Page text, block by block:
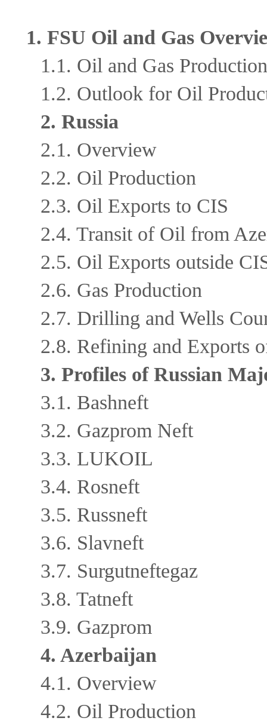
1. FSU Oil and Gas
1.1. Oil and Gas
1.2. Outlook for Oil
2. Russia
2.1. Overview
2.2. Oil Production
2.3. Oil Exports to CIS
2.4. Transit of Oil from
2.5. Oil Exports outside
2.6. Gas Production
2.7. Drilling and Wells
2.8. Refining and Exports
3. Profiles of Russian
3.1. Bashneft
3.2. Gazprom Neft
3.3. LUKOIL
3.4. Rosneft
3.5. Russneft
3.6. Slavneft
3.7. Surgutneftegaz
3.8. Tatneft
3.9. Gazprom
4. Azerbaijan
4.1. Overview
4.2. Oil Production